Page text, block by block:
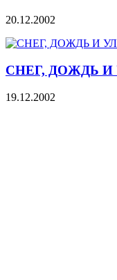
20.12.2002
СНЕГ, ДОЖДЬ И
19.12.2002